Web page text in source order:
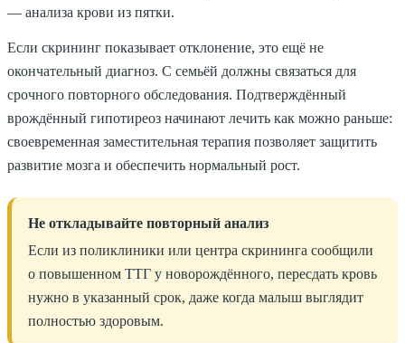
— анализа крови из пятки.
Если скрининг показывает отклонение, это ещё не
окончательный диагноз. С семьёй должны связаться для
срочного повторного обследования. Подтверждённый
врождённый гипотиреоз начинают лечить как можно раньше:
своевременная заместительная терапия позволяет защитить
развитие мозга и обеспечить нормальный рост.
Не откладывайте повторный анализ
Если из поликлиники или центра скрининга сообщили
о повышенном ТТГ у новорождённого, пересдать кровь
нужно в указанный срок, даже когда малыш выглядит
полностью здоровым.